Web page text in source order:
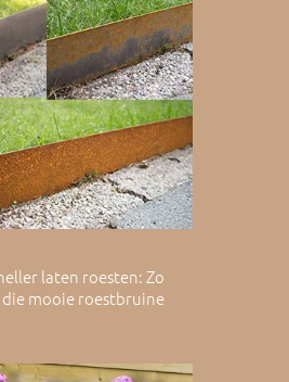
laten roesten: Zo
mooie roestbruine